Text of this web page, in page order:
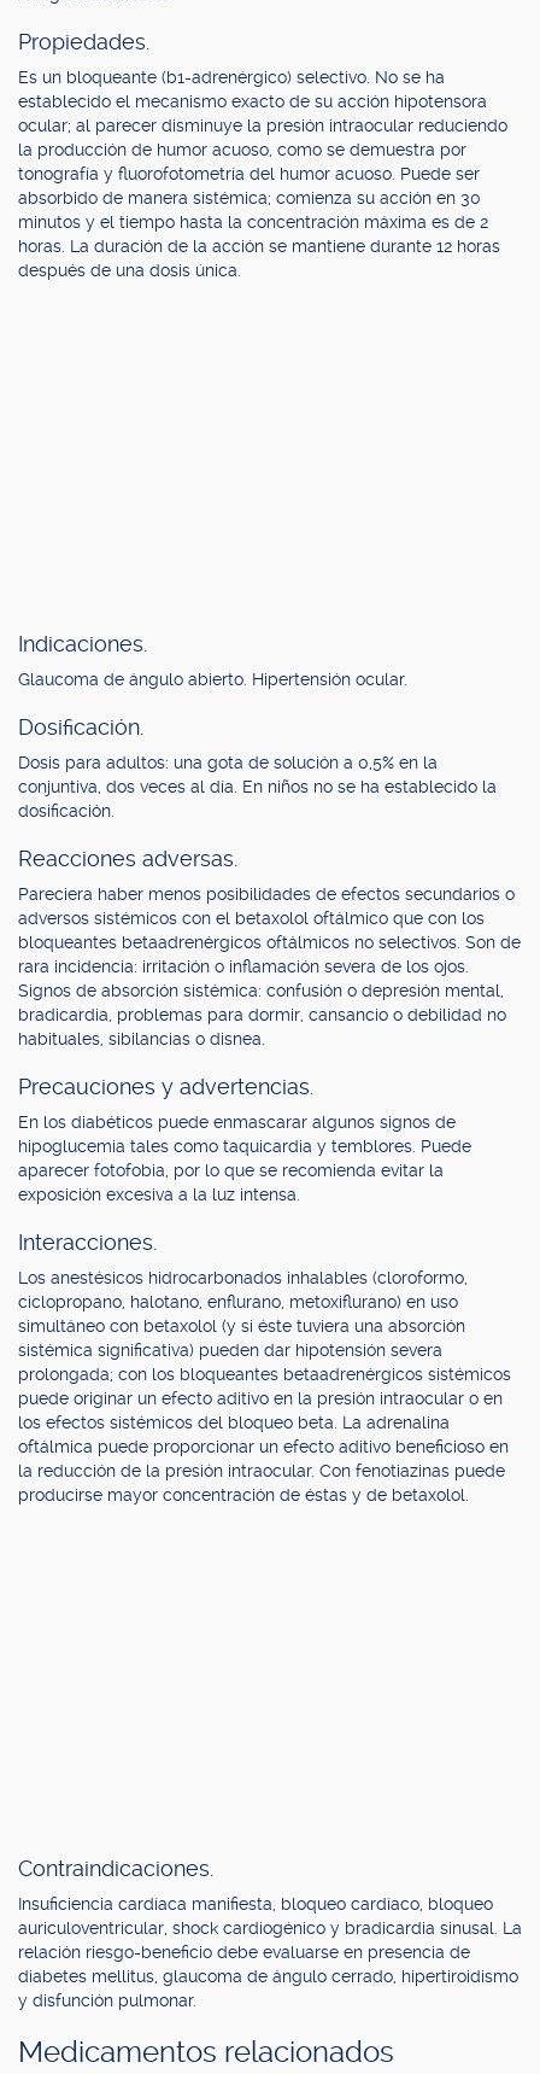
Propiedades.
Es un bloqueante (b1-adrenérgico) selectivo. No se ha
establecido el mecanismo exacto de su acción hipotensora
ocular; al parecer disminuye la presión intraocular reduciendo
la producción de humor acuoso, como se demuestra por
tonografía y fluorofotometría del humor acuoso. Puede ser
absorbido de manera sistémica; comienza su acción en 30
minutos y el tiempo hasta la concentración máxima es de 2
horas. La duración de la acción se mantiene durante 12 horas
después de una dosis única.
Indicaciones.
Glaucoma de ángulo abierto. Hipertensión ocular.
Dosificación.
Dosis para adultos: una gota de solución a 0,5% en la
conjuntiva, dos veces al día. En niños no se ha establecido la
dosificación.
Reacciones adversas.
Pareciera haber menos posibilidades de efectos secundarios o
adversos sistémicos con el betaxolol oftálmico que con los
bloqueantes betaadrenérgicos oftálmicos no selectivos. Son de
rara incidencia: irritación o inflamación severa de los ojos.
Signos de absorción sistémica: confusión o depresión mental,
bradicardia, problemas para dormir, cansancio o debilidad no
habituales, sibilancias o disnea.
Precauciones y advertencias.
En los diabéticos puede enmascarar algunos signos de
hipoglucemia tales como taquicardia y temblores. Puede
aparecer fotofobia, por lo que se recomienda evitar la
exposición excesiva a la luz intensa.
Interacciones.
Los anestésicos hidrocarbonados inhalables (cloroformo,
ciclopropano, halotano, enflurano, metoxiflurano) en uso
simultáneo con betaxolol (y si éste tuviera una absorción
sistémica significativa) pueden dar hipotensión severa
prolongada; con los bloqueantes betaadrenérgicos sistémicos
puede originar un efecto aditivo en la presión intraocular o en
los efectos sistémicos del bloqueo beta. La adrenalina
oftálmica puede proporcionar un efecto aditivo beneficioso en
la reducción de la presión intraocular. Con fenotiazinas puede
producirse mayor concentración de éstas y de betaxolol.
Contraindicaciones.
Insuficiencia cardíaca manifiesta, bloqueo cardíaco, bloqueo
auriculoventricular, shock cardiogénico y bradicardia sinusal. La
relación riesgo-beneficio debe evaluarse en presencia de
diabetes mellitus, glaucoma de ángulo cerrado, hipertiroidismo
y disfunción pulmonar.
Medicamentos relacionados